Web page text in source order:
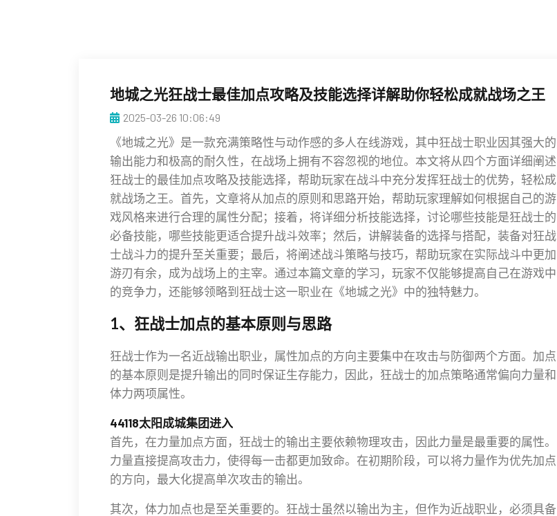
地城之光狂战士最佳加点攻略及技能选择详解助你轻松成就战场之王
2025-03-26 10:06:49
《地城之光》是一款充满策略性与动作感的多人在线游戏，其中狂战士职业因其强大的
输出能力和极高的耐久性，在战场上拥有不容忽视的地位。本文将从四个方面详细阐述
狂战士的最佳加点攻略及技能选择，帮助玩家在战斗中充分发挥狂战士的优势，轻松成
就战场之王。首先，文章将从加点的原则和思路开始，帮助玩家理解如何根据自己的游
戏风格来进行合理的属性分配；接着，将详细分析技能选择，讨论哪些技能是狂战士的
必备技能，哪些技能更适合提升战斗效率；然后，讲解装备的选择与搭配，装备对狂战
士战斗力的提升至关重要；最后，将阐述战斗策略与技巧，帮助玩家在实际战斗中更加
游刃有余，成为战场上的主宰。通过本篇文章的学习，玩家不仅能够提高自己在游戏中
的竞争力，还能够领略到狂战士这一职业在《地城之光》中的独特魅力。
1、狂战士加点的基本原则与思路
狂战士作为一名近战输出职业，属性加点的方向主要集中在攻击与防御两个方面。加点
的基本原则是提升输出的同时保证生存能力，因此，狂战士的加点策略通常偏向力量和
体力两项属性。
44118太阳成城集团进入
首先，在力量加点方面，狂战士的输出主要依赖物理攻击，因此力量是最重要的属性。
力量直接提高攻击力，使得每一击都更加致命。在初期阶段，可以将力量作为优先加点
的方向，最大化提高单次攻击的输出。
其次，体力加点也是至关重要的。狂战士虽然以输出为主，但作为近战职业，必须具备